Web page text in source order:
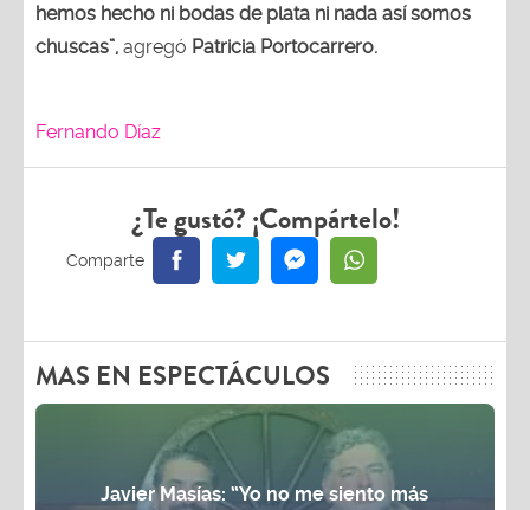
hemos hecho ni bodas de plata ni nada así somos
chuscas”, agregó Patricia Portocarrero.
Fernando Díaz
¿Te gustó? ¡Compártelo!
MAS EN ESPECTÁCULOS
Javier Masías: “Yo no me siento más